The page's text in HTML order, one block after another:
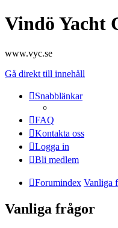
Vindö Yacht
www.vyc.se
Gå direkt till innehåll
Snabblänkar
FAQ
Kontakta oss
Logga in
Bli medlem
Forumindex Vanliga
Vanliga frågor